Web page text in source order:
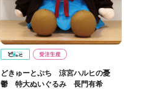
どきゅーとぷち 涼宮ハルヒの憂
鬱 特大ぬいぐるみ 長門有希